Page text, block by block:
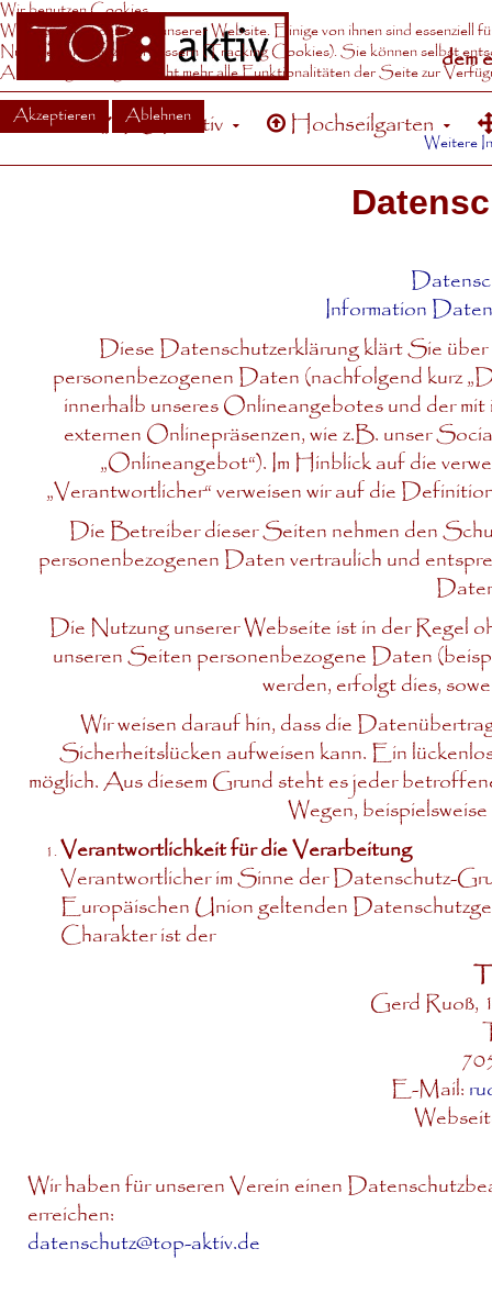
dem
TOP:aktiv Hochseilgarten
Information
Diese Datenschutzerklärung klärt Sie
personenbezogenen Daten (nachfolgend kurz
innerhalb unseres Onlineangebotes und der
externen Onlinepräsenzen, wie z.B. unser
„Onlineangebot“). Im Hinblick auf die
„Verantwortlicher“ verweisen wir auf die
Die Betreiber dieser Seiten nehmen den
personenbezogenen Daten vertraulich und
Die Nutzung unserer Webseite ist in der Regel
unseren Seiten personenbezogene Daten
werden, erfolgt dies,
Wir weisen darauf hin, dass die
Sicherheitslücken aufweisen kann. Ein
möglich. Aus diesem Grund steht es jeder
Wegen,
Verantwortlichkeit für die Verarbeitung
Verantwortlicher im Sinne der Datenschutz-
Europäischen Union geltenden
Charakter ist der
Gerd Ruoß,
E-Mail:
Wir haben für unseren Verein einen
erreichen:
datenschutz@top-aktiv.de
Wir benutzen Cookies
Wir nutzen Cookies auf unserer Website. Einige von ihnen sind
Nutzererfahrung zu verbessern (Tracking Cookies). Sie können selbst
Ablehnung womöglich nicht mehr alle Funktionalitäten der Seite zur
Akzeptieren
Ablehnen
Weitere